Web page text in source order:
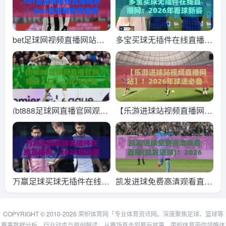
bet足球网视频直播网站！
(bet足球网视频直播网站) 2
026年最in观赛指南，老球
迷都在用
多宝买球无插件在线直播
网：2026年看球新姿势，
这波操作你细品
(bt888足球网直播官网观看
入口)。2026年最新观赛指
南：如何快速找到入口并享
受高清直播
【乐游进球站视频直播网
站】！2026年球迷必备的
观赛新选择
万赢足球买球无插件在线直
播网，2026年观赛新体
验？
凯发进球免费高清观看直播
(凯发进球)！2026最新观赛
指南与平台实测
COPYRIGHT © 2010-2026 荣帜体育网「专业体育资讯网。深度聚焦足球、篮球等